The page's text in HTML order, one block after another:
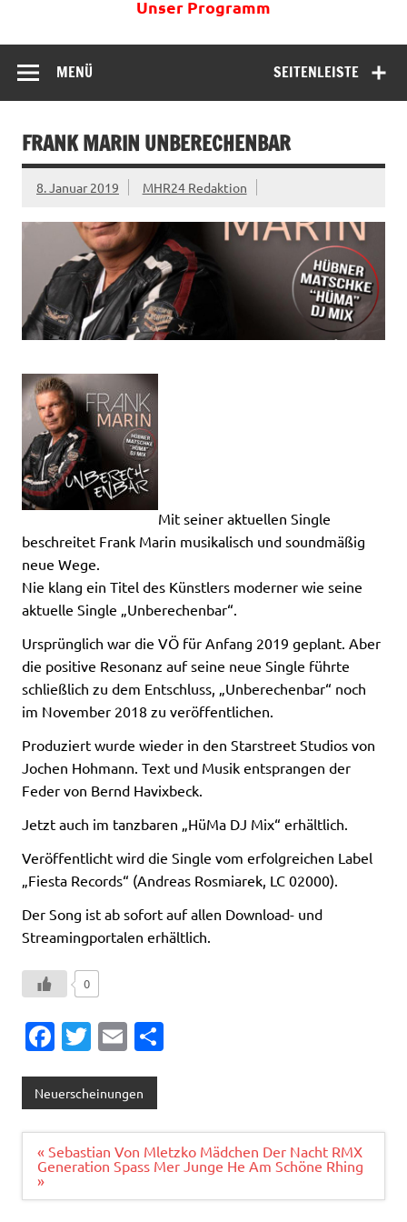
Unser Programm
SEITENLEISTE
MENÜ
FRANK MARIN UNBERECHENBAR
8. Januar 2019 MHR24 Redaktion
Mit seiner aktuellen Single
beschreitet Frank Marin musikalisch und soundmäßig
neue Wege.
Nie klang ein Titel des Künstlers moderner wie seine
aktuelle Single „Unberechenbar“.
Ursprünglich war die VÖ für Anfang 2019 geplant. Aber
die positive Resonanz auf seine neue Single führte
schließlich zu dem Entschluss, „Unberechenbar“ noch
im November 2018 zu veröffentlichen.
Produziert wurde wieder in den Starstreet Studios von
Jochen Hohmann. Text und Musik entsprangen der
Feder von Bernd Havixbeck.
Jetzt auch im tanzbaren „HüMa DJ Mix“ erhältlich.
Veröffentlicht wird die Single vom erfolgreichen Label
„Fiesta Records“ (Andreas Rosmiarek, LC 02000).
Der Song ist ab sofort auf allen Download- und
Streamingportalen erhältlich.
0
Fa
e
b
o
o
k
T
it
te
r
E
ai
l
n
Neuerscheinungen
Beitragsnavigation
« Sebastian Von Mletzko Mädchen Der Nacht RMX
Generation Spass Mer Junge He Am Schöne Rhing
»